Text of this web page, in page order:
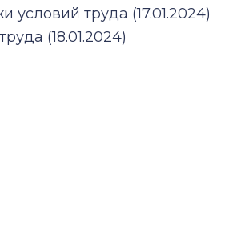
труда (17.01.2024)
(18.01.2024)